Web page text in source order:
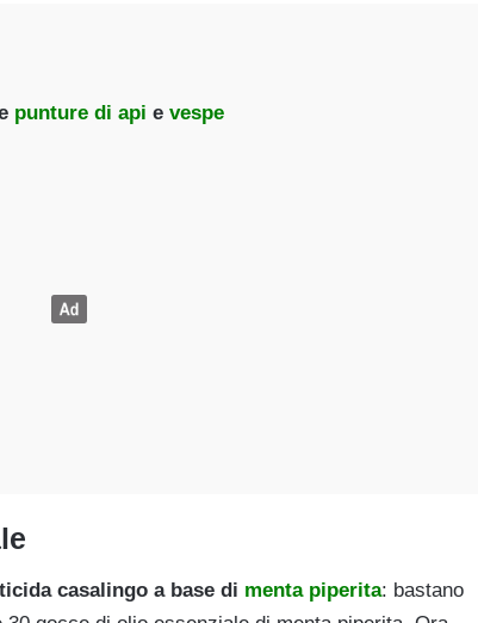
punture di api e vespe
casalingo a base di menta piperita: bastano